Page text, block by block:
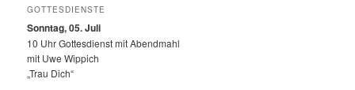
GOTTESDIENSTE
Sonntag, 05. Juli
10 Uhr Gottesdienst mit Abendmahl
mit Uwe Wippich
„Trau Dich“